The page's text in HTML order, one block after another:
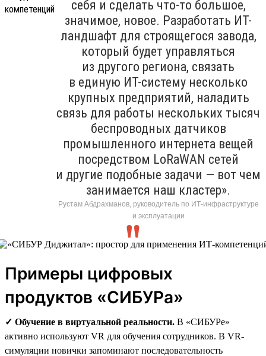
себя и сделать что-то большое,
значимое, новое. Разработать ИТ-
ландшафт для строящегося завода,
который будет управляться
из другого региона, связать
в единую ИТ-систему несколько
крупных предприятий, наладить
связь для работы нескольких тысяч
беспроводных датчиков
промышленного интернета вещей
посредством LoRaWAN сетей
и другие подобные задачи — вот чем
занимается наш кластер».
Рустам Абдрахманов, руководитель по ИТ-инфраструктуре
и эксплуатации
Примеры цифровых
продуктов «СИБУРа»
✓ Обучение в виртуальной реальности. В «СИБУРе»
активно используют VR для обучения сотрудников. В VR-
симуляции новички запоминают последовательность